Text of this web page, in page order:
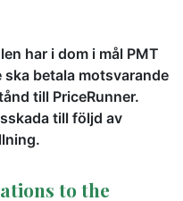
har i dom i mål PMT
betala motsvarande
till PriceRunner.
till följd av
to the